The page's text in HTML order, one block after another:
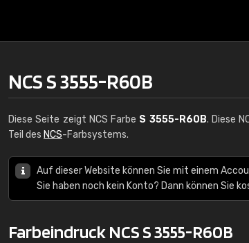
NCS S 3555-R60B
Diese Seite zeigt NCS Farbe S 3555-R60B. Diese
Teil des NCS-Farbsystems.
Auf dieser Website können Sie mit einem
Sie haben noch kein Konto? Dann können Sie
Farbeindruck NCS S 3555-R60B